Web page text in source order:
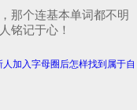
那个连基本单词都不明
铭记于心！
人加入字母圈后怎样找到属于自